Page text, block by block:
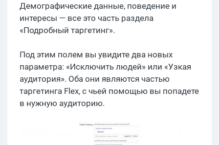
Демографические данные, поведение и
интересы — все это часть раздела
«Подробный таргетинг».
Под этим полем вы увидите два новых
параметра: «Исключить людей» или «Узкая
аудитория». Оба они являются частью
таргетинга Flex, с чьей помощью вы попадете
в нужную аудиторию.